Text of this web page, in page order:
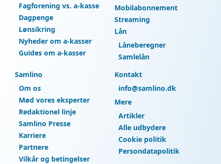
Fagforening vs. a-kasse
Dagpenge
Lønsikring
Nyheder om a-kasser
Guides om a-kasser
Mobilabonnement
Streaming
Lån
Låneberegner
Samlelån
Samlino
Om os
Mød vores eksperter
Redaktionel linje
Samlino Presse
Karriere
Partnere
Vilkår og betingelser
Kontakt
info@samlino.dk
Mere
Artikler
Alle udbydere
Cookie politik
Persondatapolitik